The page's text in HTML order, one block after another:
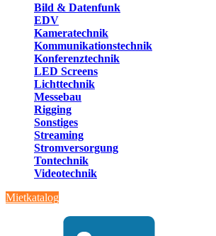
Bild & Datenfunk
EDV
Kameratechnik
Kommunikationstechnik
Konferenztechnik
LED Screens
Lichttechnik
Messebau
Rigging
Sonstiges
Streaming
Stromversorgung
Tontechnik
Videotechnik
Mietkatalog